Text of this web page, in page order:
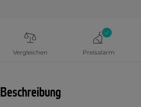
Vergleichen Preisalarm
Beschreibung